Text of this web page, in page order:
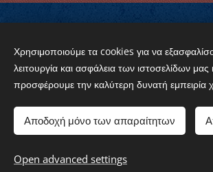
© 2024 Griechisch-Orthodoxe
Württemberg e.V. "Agios Kosmas
Cookies
Languages
Χρησιμοποιούμε τα cookies για να
λειτουργία και ασφάλεια των ιστοσελίδων μας
προσφέρουμε την καλύτερη δυνατή εμπειρία
Αποδοχή μόνο των απαραίτητων
Open advanced settings